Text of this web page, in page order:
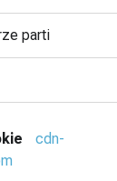
parti
cdn-